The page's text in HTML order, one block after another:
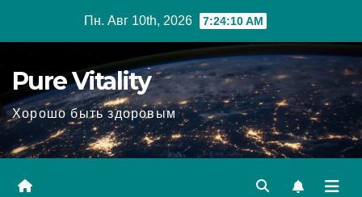
Пн. Авг 10th, 2026 7:24:11 AM
Pure Vitality
Хорошо быть здоровым